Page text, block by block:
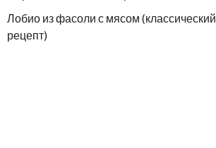
Лобио из фасоли с мясом (классический
рецепт)